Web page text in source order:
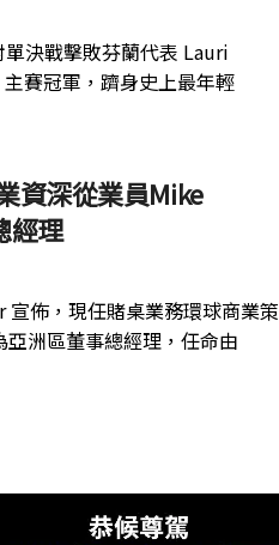
決戰擊敗芬蘭代表 Lauri
賽冠軍，躋身史上最年輕
資深從業員Mike
經理
佈，現任賭桌業務環球商業策
洲區董事總經理，任命由